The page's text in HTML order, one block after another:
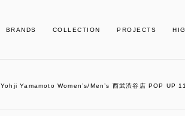
BRANDS COLLECTION PROJECTS
Yohji Yamamoto Women’s/Men’s 西武渋谷店 POP UP